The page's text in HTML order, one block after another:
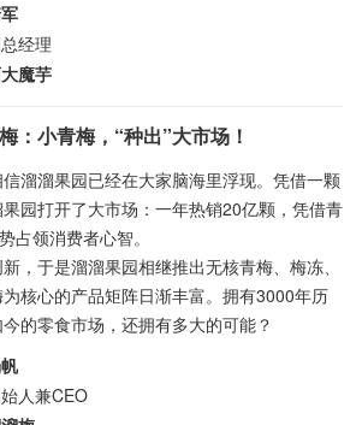
经理
魔芋
：小青梅，“种出”大市场！
溜溜果园已经在大家脑海里浮现。凭借一颗
园打开了大市场：一年热销20亿颗，凭借青
占领消费者心智。
，于是溜溜果园相继推出无核青梅、梅冻、
核心的产品矩阵日渐丰富。拥有3000年历
的零食市场，还拥有多大的可能？
人兼CEO